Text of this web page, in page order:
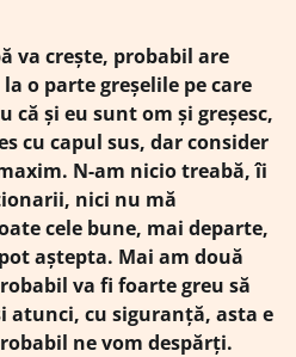
va crește, probabil are
o parte greșelile pe care
că și eu sunt om și greșesc,
cu capul sus, dar consider
N-am nicio treabă, îi
nici nu mă
cele bune, mai departe,
aștepta. Mai am două
va fi foarte greu să
atunci, cu siguranță, asta e
ne vom despărți.